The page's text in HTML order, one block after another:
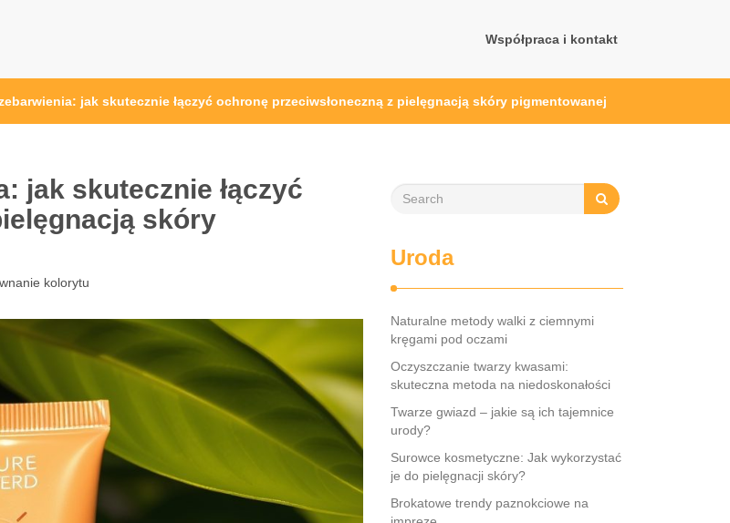
Współpraca i kontakt
jak skutecznie łączyć ochronę przeciwsłoneczną z pielęgnacją skóry pigmentowanej
jak skutecznie łączyć
skóry
kolorytu
Uroda
Naturalne metody walki z ciemnymi
kręgami pod oczami
Oczyszczanie twarzy kwasami:
skuteczna metoda na niedoskonałości
Twarze gwiazd – jakie są ich tajemnice
urody?
Surowce kosmetyczne: Jak wykorzystać
je do pielęgnacji skóry?
Brokatowe trendy paznokciowe na